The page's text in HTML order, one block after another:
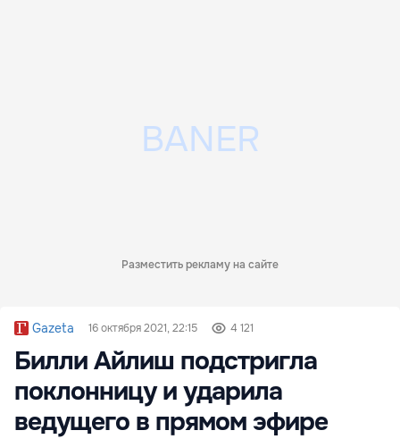
Разместить рекламу на сайте
Gazeta 16 октября 2021, 22:15 4 121
Билли Айлиш подстригла
поклонницу и ударила
ведущего в прямом эфире